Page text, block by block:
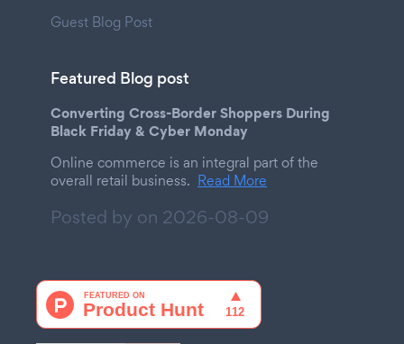
Guest Blog Post
Featured Blog post
Converting Cross-Border Shoppers During
Black Friday & Cyber Monday
Online commerce is an integral part of the
overall retail business. Read More
Posted by on 2026-08-09